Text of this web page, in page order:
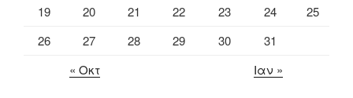
19
20 21 22 23 24
25
26
27 28 29 30
31
« Οκτ
Ιαν »